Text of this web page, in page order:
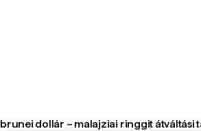
brunei dollár – malajziai ringgit átváltási